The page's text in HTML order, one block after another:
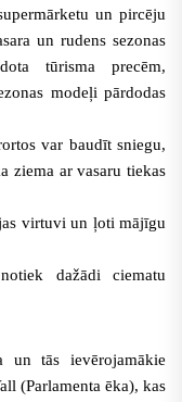
un pircēju
un rudens sezonas
tūrisma precēm,
modeļi pārdodas
var baudīt sniegu,
ziema ar vasaru tiekas
virtuvi un ļoti mājīgu
dažādi ciematu
un tās ievērojamākie
(Parlamenta ēka), kas